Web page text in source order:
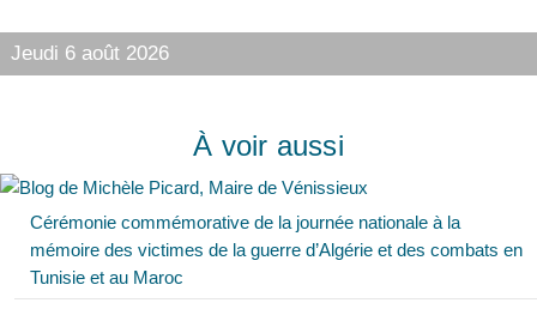
Jeudi 6 août 2026
À voir aussi
Cérémonie commémorative de la journée nationale à la
mémoire des victimes de la guerre d’Algérie et des combats en
Tunisie et au Maroc